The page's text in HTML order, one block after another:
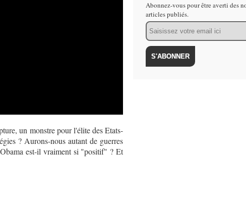
un monstre pour l'élite des Etats-
? Aurons-nous autant de guerres
est-il vraiment si "positif" ? Et
Abonnez-vous pour être averti des
articles publiés.
Email